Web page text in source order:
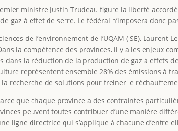
ministre Justin Trudeau figure la liberté
gaz à effet de serre. Le fédéral n’imposera donc
de l’environnement de l’UQAM (ISE), Laurent
la compétence des provinces, il y a les enjeux
dans la réduction de la production de gaz à effets
représentent ensemble 28% des émissions à
recherche de solutions pour freiner le
que chaque province a des contraintes
peuvent toutes contribuer d’une manière
ligne directrice qui s’applique à chacune d’entre